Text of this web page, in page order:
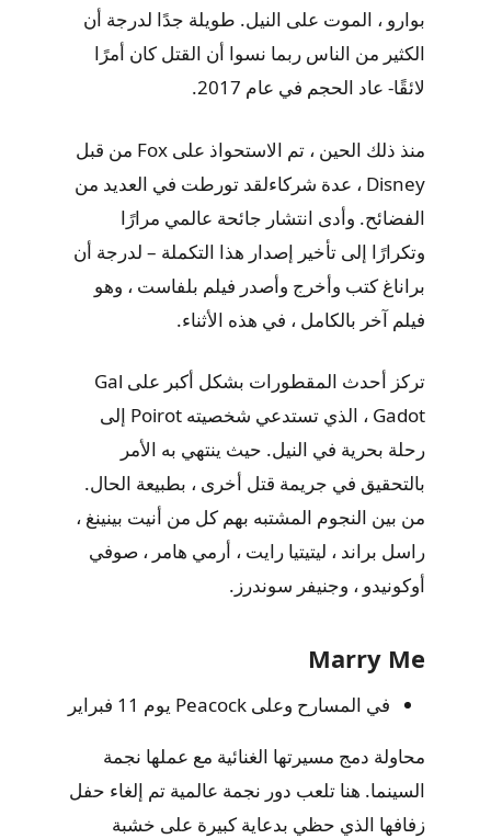
بوارو ، الموت على النيل. طويلة جدًا لدرجة أن
الكثير من الناس ربما نسوا أن القتل كان أمرًا
لائقًا- عاد الحجم في عام 2017.
منذ ذلك الحين ، تم الاستحواذ على Fox من قبل
Disney ، عدة شركاءلقد تورطت في العديد من
الفضائح. وأدى انتشار جائحة عالمي مرارًا
وتكرارًا إلى تأخير إصدار هذا التكملة – لدرجة أن
براناغ كتب وأخرج وأصدر فيلم بلفاست ، وهو
فيلم آخر بالكامل ، في هذه الأثناء.
تركز أحدث المقطورات بشكل أكبر على Gal
Gadot ، الذي تستدعي شخصيته Poirot إلى
رحلة بحرية في النيل. حيث ينتهي به الأمر
بالتحقيق في جريمة قتل أخرى ، بطبيعة الحال.
من بين النجوم المشتبه بهم كل من أنيت بينينغ ،
راسل براند ، ليتيتيا رايت ، أرمي هامر ، صوفي
أوكونيدو ، وجنيفر سوندرز.
Marry Me
في المسارح وعلى Peacock يوم 11 فبراير
محاولة دمج مسيرتها الغنائية مع عملها نجمة
السينما. هنا تلعب دور نجمة عالمية تم إلغاء حفل
زفافها الذي حظي بدعاية كبيرة على خشبة